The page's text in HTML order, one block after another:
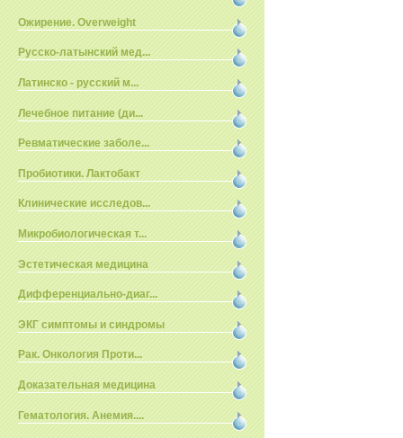
Ожирение. Overweight
Русско-латынский мед...
Латинско - русский м...
Лечебное питание (ди...
Ревматические заболе...
Пробиотики. Лактобакт
Клинические исследов...
Микробиологическая т...
Эстетическая медицина
Дифференциально-диаг...
ЭКГ симптомы и синдромы
Рак. Онкология Проти...
Доказательная медицина
Гематология. Анемия....